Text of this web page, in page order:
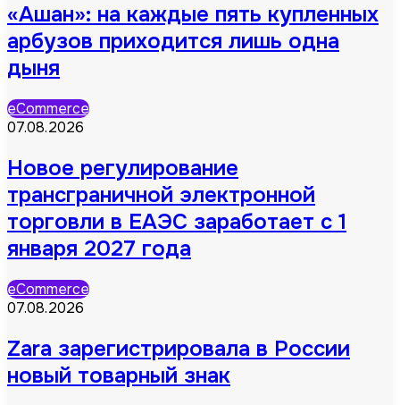
«Ашан»: на каждые пять купленных
арбузов приходится лишь одна
дыня
eCommerce
07.08.2026
Новое регулирование
трансграничной электронной
торговли в ЕАЭС заработает с 1
января 2027 года
eCommerce
07.08.2026
Zara зарегистрировала в России
новый товарный знак